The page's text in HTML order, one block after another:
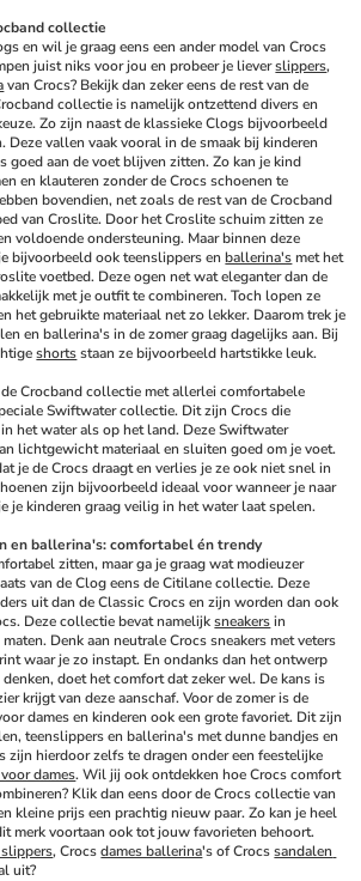
collectie
en wil je graag eens een ander model van Crocs
juist niks voor jou en probeer je liever slippers,
van Crocs? Bekijk dan zeker eens de rest van de
collectie is namelijk ontzettend divers en
Zo zijn naast de klassieke Clogs bijvoorbeeld
vallen vaak vooral in de smaak bij kinderen
goed aan de voet blijven zitten. Zo kan je kind
en klauteren zonder de Crocs schoenen te
bovendien, net zoals de rest van de Crocband
van Croslite. Door het Croslite schuim zitten ze
voldoende ondersteuning. Maar binnen deze
bijvoorbeeld ook teenslippers en ballerina's met het
voetbed. Deze ogen net wat eleganter dan de
met je outfit te combineren. Toch lopen ze
het gebruikte materiaal net zo lekker. Daarom trek je
en ballerina's in de zomer graag dagelijks aan. Bij
shorts staan ze bijvoorbeeld hartstikke leuk.
Crocband collectie met allerlei comfortabele
Swiftwater collectie. Dit zijn Crocs die
het water als op het land. Deze Swiftwater
lichtgewicht materiaal en sluiten goed om je voet.
je de Crocs draagt en verlies je ze ook niet snel in
zijn bijvoorbeeld ideaal voor wanneer je naar
je kinderen graag veilig in het water laat spelen.
en ballerina's: comfortabel én trendy
zitten, maar ga je graag wat modieuzer
van de Clog eens de Citilane collectie. Deze
uit dan de Classic Crocs en zijn worden dan ook
Deze collectie bevat namelijk sneakers in
Denk aan neutrale Crocs sneakers met veters
waar je zo instapt. En ondanks dan het ontwerp
doet het comfort dat zeker wel. De kans is
krijgt van deze aanschaf. Voor de zomer is de
dames en kinderen ook een grote favoriet. Dit zijn
teenslippers en ballerina's met dunne bandjes en
dames. Wil jij ook ontdekken hoe Crocs comfort
Klik dan eens door de Crocs collectie van
kleine prijs een prachtig nieuw paar. Zo kan je heel
merk voortaan ook tot jouw favorieten behoort.
, Crocs dames ballerina's of Crocs sandalen
uit?